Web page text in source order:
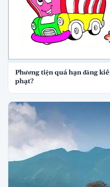
Phương tiện quá hạn đăng
phạt?